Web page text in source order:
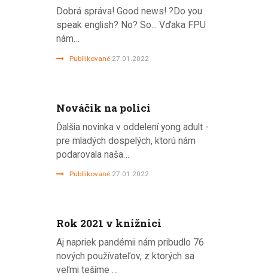
Dobrá správa! Good news! ?Do you
speak english? No? So... Vďaka FPU
nám…
Publlikované 27.01.2022
Nováčik na polici
Ďalšia novinka v oddelení yong adult -
pre mladých dospelých, ktorú nám
podarovala naša…
Publlikované 27.01.2022
Rok 2021 v knižnici
Aj napriek pandémii nám pribudlo 76
nových používateľov, z ktorých sa
veľmi tešíme …